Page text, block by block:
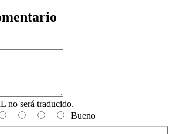
no será traducido.
Bueno